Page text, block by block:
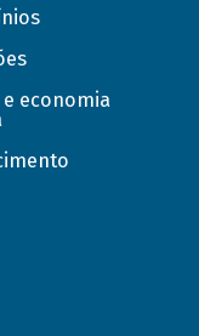
e economia